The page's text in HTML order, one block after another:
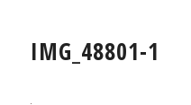
IMG_48801-1